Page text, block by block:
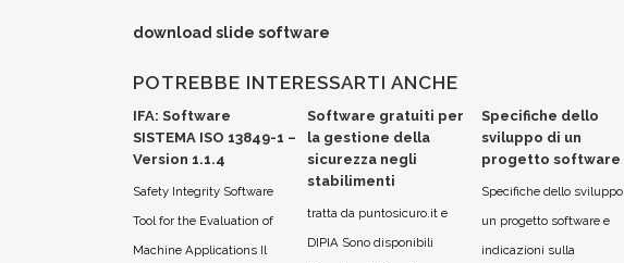
download slide software
POTREBBE INTERESSARTI ANCHE
IFA: Software
SISTEMA ISO 13849-1 –
Version 1.1.4
Safety Integrity Software
Tool for the Evaluation of
Machine Applications Il
Software gratuiti per
la gestione della
sicurezza negli
stabilimenti
tratta da puntosicuro.it e
DIPIA Sono disponibili
Specifiche dello
sviluppo di un
progetto software
Specifiche dello
un progetto software e
indicazioni sulla